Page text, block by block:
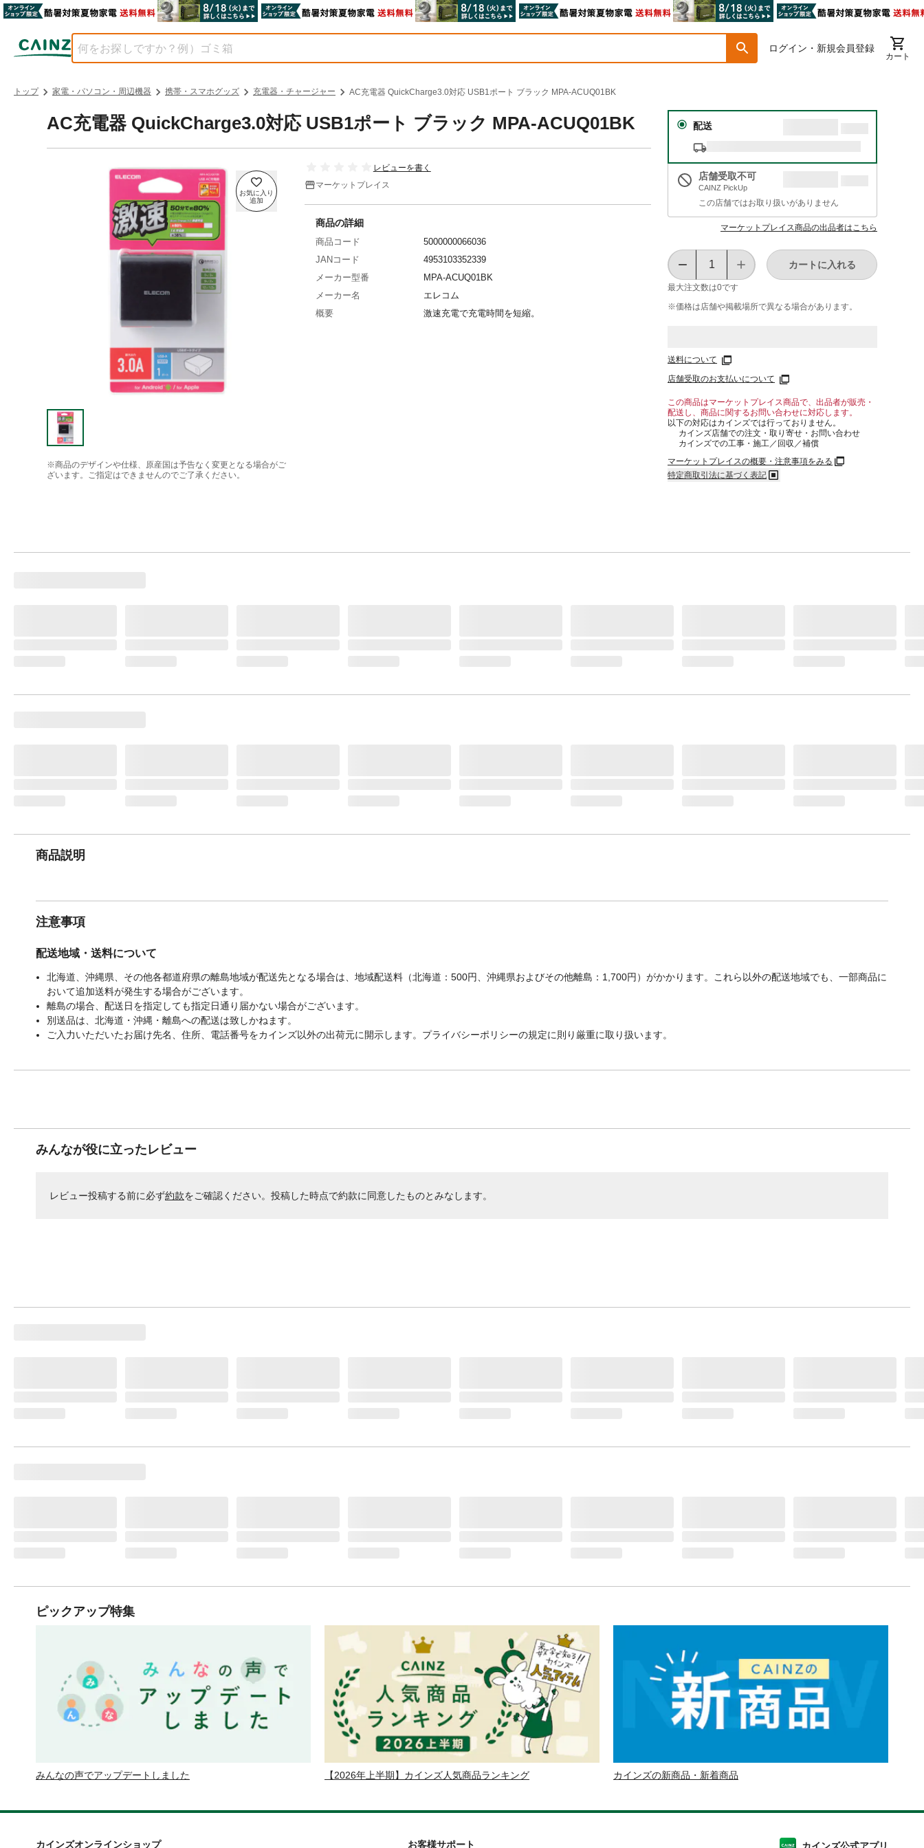
ログイン・新規会員登録
カート
トップ 家電・パソコン・周辺機器 携帯・スマホグッズ 充電器・チャージャー AC充電器 QuickCharge3.0対応 USB1ポート ブラック MPA-ACUQ01BK
AC充電器 QuickCharge3.0対応 USB1ポート ブラック MPA-ACUQ01BK
※商品のデザインや仕様、原産国は予告なく変更となる場合がご
ざいます。ご指定はできませんのでご了承ください。
レビューを書く
マーケットプレイス
配送
店舗受取不可
CAINZ PickUp
この店舗ではお取り扱いがありません
マーケットプレイス商品の出品者はこちら
最大注文数は0です
カートに入れる
※価格は​店舗や​掲載場所で​異なる​場合が​あります。
送料について
店舗受取のお支払いについて
この商品はマーケットプレイス商品で、出品者が販売・
配送し、商品に関するお問い合わせに対応します。
以下の対応はカインズでは行っておりません。
カインズ店舗での注文・取り寄せ・お問い合わせ
カインズでの工事・施工／回収／補償
マーケットプレイスの概要・注意事項をみる
特定商取引法に基づく表記
商品の詳細
商品コード
5000000066036
JANコード
4953103352339
メーカー型番
MPA-ACUQ01BK
メーカー名
エレコム
概要
激速充電で充電時間を短縮。
商品説明
注意事項
配送地域・送料について
北海道、沖縄県、その他各都道府県の離島地域が配送先となる場合は、地域配送料（北海道：500円、沖縄県およびその他離島：1,700円）がかかります。これら以外の配送地域でも、一部商品に
おいて追加送料が発生する場合がございます。
離島の場合、配送日を指定しても指定日通り届かない場合がございます。
別送品は、北海道・沖縄・離島への配送は致しかねます。
ご入力いただいたお届け先名、住所、電話番号をカインズ以外の出荷元に開示します。プライバシーポリシーの規定に則り厳重に取り扱います。
みんなが役に立ったレビュー
レビュー投稿する前に必ず約款をご確認ください。投稿した時点で約款に同意したものとみなします。
ピックアップ特集
みんなの声でアップデートしました 【2026年上半期】カインズ人気商品ランキング カインズの新商品・新着商品
カインズオンラインショップ お客様サポート